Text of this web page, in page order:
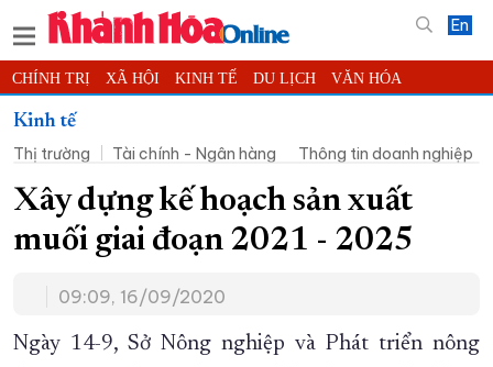
En
CHÍNH TRỊ XÃ HỘI KINH TẾ DU LỊCH VĂN HÓA
THỂ THAO
KHOA HỌC - CÔNG NGHỆ PHÁP LUẬT BẠN ĐỌC PHÓNG SỰ
THẾ GIỚI MULTIMEDIA VIDEO ĐỌC BÁO ONLINE
PODCAST THÔNG TIN - QUẢNG CÁO
TRƯỜNG SA BIỂN ĐẢO QUÊ HƯƠNG
CHUNG TAY CẢI CÁCH HÀNH CHÍNH
Kinh tế
Thị trường
Tài chính - Ngân hàng Thông tin doanh nghiệp
Xây dựng kế hoạch sản xuất
muối giai đoạn 2021 - 2025
09:09, 16/09/2020
Ngày 14-9, Sở Nông nghiệp và Phát triển nông